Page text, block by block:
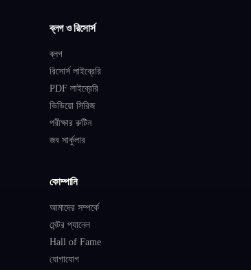
ব্লগ ও রিসোর্স
ব্লগ
রিসোর্স লাইব্রেরি
PDF লাইব্রেরি
ভিডিয়ো সিরিজ
পরীক্ষার রুটিন
জব সার্কুলার
কোম্পানি
আমাদের সম্পর্কে
মেন্টর প্যানেল
Hall of Fame
যোগাযোগ